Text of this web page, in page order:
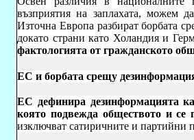
възприятия на заплахата, можем
Източна Европа разбират борбата
докато страни като Холандия и
фактологията от гражданското
ЕС и борбата срещу
ЕС дефинира дезинформацията
която подвежда обществото и се
изключват сатиричните и партийни